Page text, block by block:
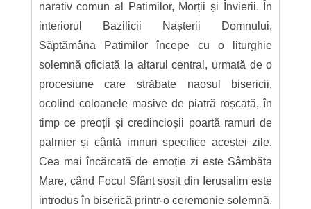
narativ comun al Patimilor, Morții și Învierii. În
interiorul Bazilicii Nașterii Domnului,
Săptămâna Patimilor începe cu o liturghie
solemnă oficiată la altarul central, urmată de o
procesiune care străbate naosul bisericii,
ocolind coloanele masive de piatră roșcată, în
timp ce preoții și credincioșii poartă ramuri de
palmier și cântă imnuri specifice acestei zile.
Cea mai încărcată de emoție zi este Sâmbăta
Mare, când Focul Sfânt sosit din Ierusalim este
introdus în biserică printr-o ceremonie solemnă.